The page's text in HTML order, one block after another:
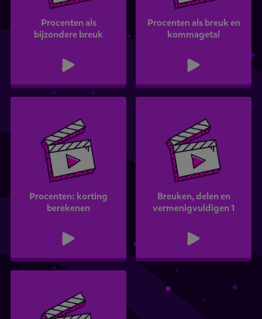
Procenten als
bijzondere breuk
Procenten als breuk en
kommagetal
Procenten: korting
berekenen
Breuken, delen en
vermenigvuldigen 1